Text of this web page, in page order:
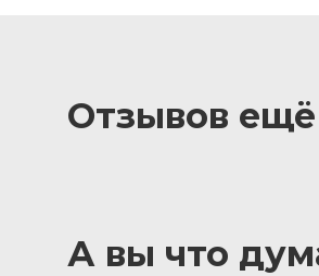
Отзывов ещё
А вы что